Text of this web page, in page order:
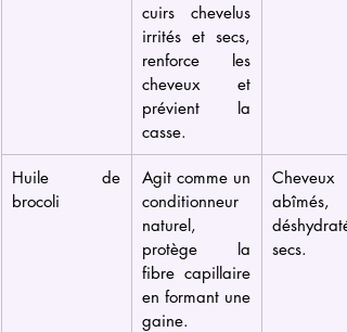
cuirs chevelus
irrités et secs,
renforce les
cheveux et
prévient la
casse.
Huile de
brocoli
Agit comme un
conditionneur
naturel,
protège la
fibre capillaire
en formant une
gaine.
Cheveux
abîmés,
secs.